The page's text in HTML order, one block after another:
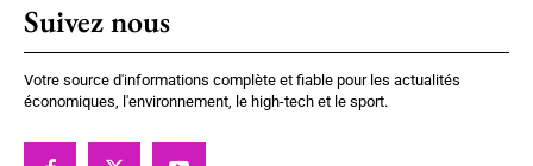
Suivez nous
Votre source d'informations complète et fiable pour les actualités
économiques, l'environnement, le high-tech et le sport.